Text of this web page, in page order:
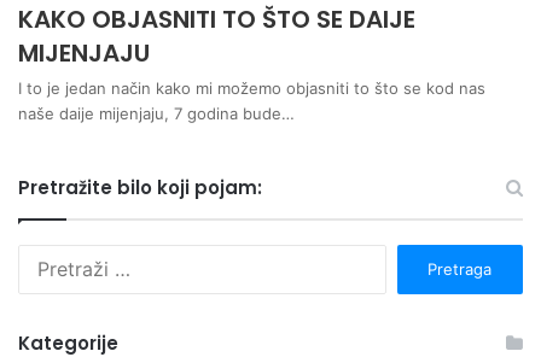
KAKO OBJASNITI TO ŠTO SE DAIJE
MIJENJAJU
I to je jedan način kako mi možemo objasniti to što se kod nas
naše daije mijenjaju, 7 godina bude…
Pretražite bilo koji pojam:
Kategorije